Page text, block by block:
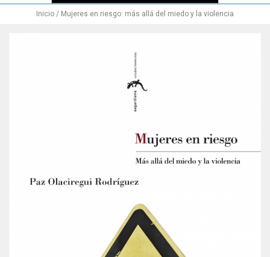
Inicio Mujeres en riesgo: más allá del miedo y la violencia